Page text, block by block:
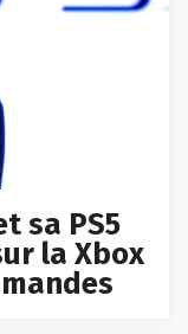
sa PS5
la Xbox